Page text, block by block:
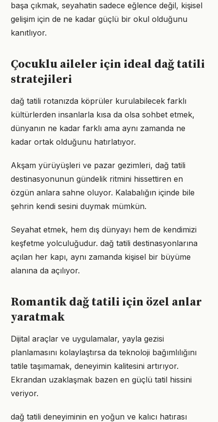
başa çıkmak, seyahatin sadece eğlence değil, kişisel
gelişim için de ne kadar güçlü bir okul olduğunu
kanıtlıyor.
Çocuklu aileler için ideal dağ tatili
stratejileri
dağ tatili rotanızda köprüler kurulabilecek farklı
kültürlerden insanlarla kısa da olsa sohbet etmek,
dünyanın ne kadar farklı ama aynı zamanda ne
kadar ortak olduğunu hatırlatıyor.
Akşam yürüyüşleri ve pazar gezimleri, dağ tatili
destinasyonunun gündelik ritmini hissettiren en
özgün anlara sahne oluyor. Kalabalığın içinde bile
şehrin kendi sesini duymak mümkün.
Seyahat etmek, hem dış dünyayı hem de kendimizi
keşfetme yolculuğudur. dağ tatili destinasyonlarına
açılan her kapı, aynı zamanda kişisel bir büyüme
alanına da açılıyor.
Romantik dağ tatili için özel anlar
yaratmak
Dijital araçlar ve uygulamalar, yayla gezisi
planlamasını kolaylaştırsa da teknoloji bağımlılığını
tatile taşımamak, deneyimin kalitesini artırıyor.
Ekrandan uzaklaşmak bazen en güçlü tatil hissini
veriyor.
dağ tatili deneyiminin en yoğun ve kalıcı hatırası